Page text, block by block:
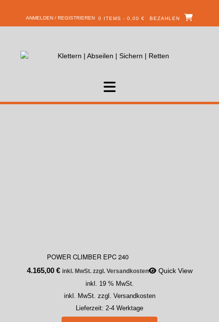
ANMELDEN / REGISTRIEREN 0 ITEMS - 0,00 € BEZAHLEN
POWER CLIMBER EPC 240
4.165,00 € inkl. MwSt. zzgl. Versandkosten Quick View
inkl. 19 % MwSt.
inkl. MwSt. zzgl. Versandkosten
Lieferzeit: 2-4 Werktage